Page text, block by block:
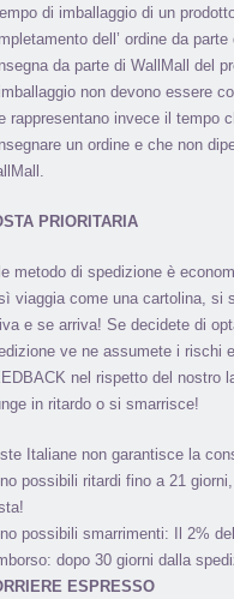
di imballaggio di un
dell’ ordine da
da parte di WallMall del
non devono essere
rappresentano invece il tempo
un ordine e che non
PRIORITARIA
metodo di spedizione è
viaggia come una cartolina, si
e se arriva! Se decidete di
ve ne assumete i rischi
nel rispetto del nostro
in ritardo o si smarrisce!
Italiane non garantisce la
possibili ritardi fino a 21
possibili smarrimenti: Il 2%
dopo 30 giorni dalla
ESPRESSO